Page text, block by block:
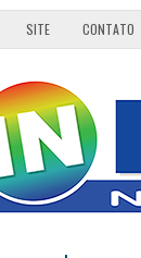
SITE CONTATO